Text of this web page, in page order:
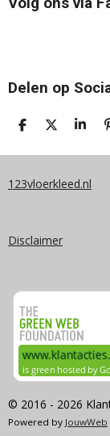
Delen op
D
L
N
D
E
S
A
E
123vloerkleed.nl
Disclaimer
© 2016 - 2026
Powered by JouwWeb